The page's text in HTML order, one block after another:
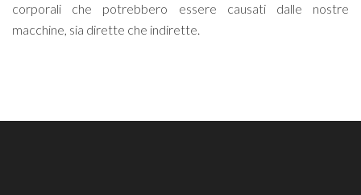
corporali che potrebbero essere causati dalle nostre
macchine, sia dirette che indirette.